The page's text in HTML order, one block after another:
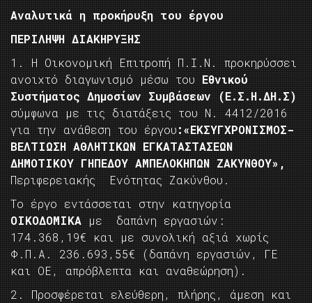
Αναλυτικά η προκήρυξη του έργου
ΠΕΡΙΛΗΨΗ ΔΙΑΚΗΡΥΞΗΣ
1. Η Οικονομική Επιτροπή Π.Ι.Ν. προκηρύσσει
ανοιχτό διαγωνισμό μέσω του Εθνικού
Συστήματος Δημοσίων Συμβάσεων (Ε.Σ.Η.ΔΗ.Σ)
σύμφωνα με τις διατάξεις του Ν. 4412/2016
για την ανάθεση του έργου:«ΕΚΣΥΓΧΡΟΝΙΣΜΟΣ-
ΒΕΛΤΙΩΣΗ ΑΘΛΗΤΙΚΩΝ ΕΓΚΑΤΑΣΤΑΣΕΩΝ
ΔΗΜΟΤΙΚΟΥ ΓΗΠΕΔΟΥ ΑΜΠΕΛΟΚΗΠΩΝ ΖΑΚΥΝΘΟΥ»,
Περιφερειακής Ενότητας Ζακύνθου.
Το έργο εντάσσεται στην κατηγορία
ΟΙΚΟΔΟΜΙΚΑ με δαπάνη εργασιών:
174.368,19€ και με συνολική αξιά χωρίς
Φ.Π.Α. 236.693,55€ (δαπάνη εργασιών, ΓΕ
και ΟΕ, απρόβλεπτα και αναθεώρηση).
2. Προσφέρεται ελεύθερη, πλήρης, άμεση και